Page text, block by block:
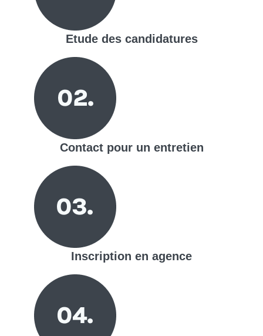
Etude des candidatures
Contact pour un entretien
Inscription en agence